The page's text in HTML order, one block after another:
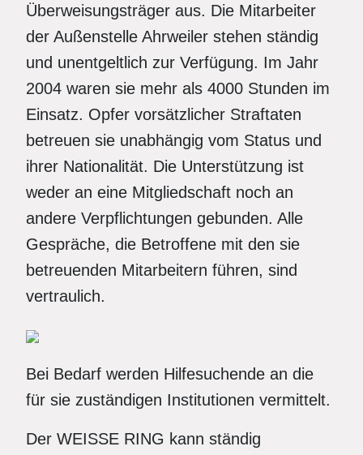
Überweisungsträger aus. Die Mitarbeiter
der Außenstelle Ahrweiler stehen ständig
und unentgeltlich zur Verfügung. Im Jahr
2004 waren sie mehr als 4000 Stunden im
Einsatz. Opfer vorsätzlicher Straftaten
betreuen sie unabhängig vom Status und
ihrer Nationalität. Die Unterstützung ist
weder an eine Mitgliedschaft noch an
andere Verpflichtungen gebunden. Alle
Gespräche, die Betroffene mit den sie
betreuenden Mitarbeitern führen, sind
vertraulich.
Bei Bedarf werden Hilfesuchende an die
für sie zuständigen Institutionen vermittelt.
Der WEISSE RING kann ständig